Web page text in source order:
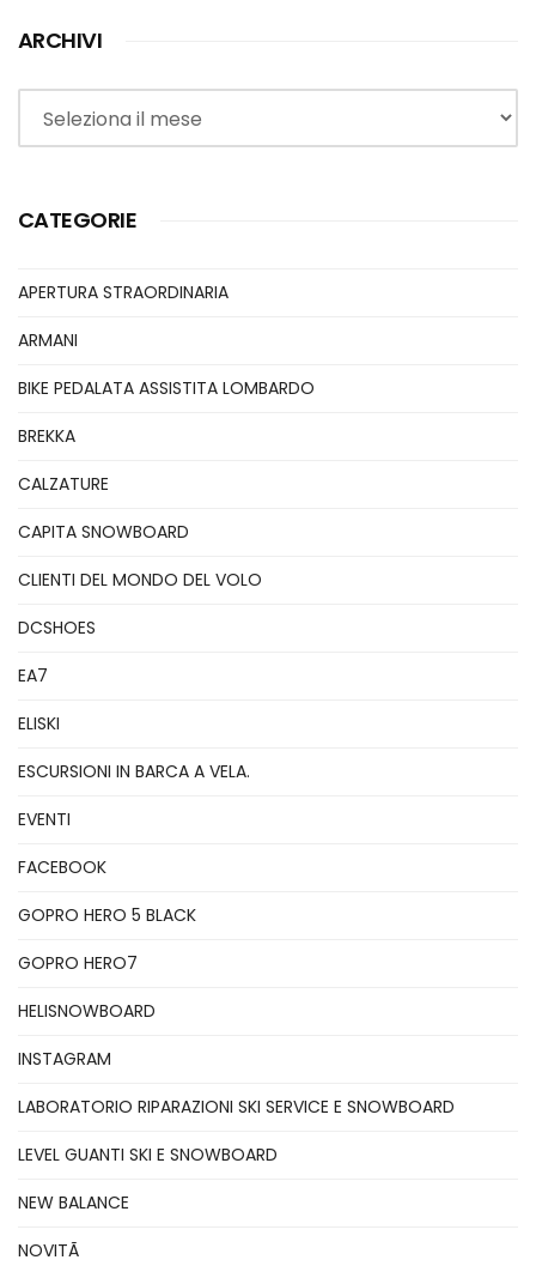
ARCHIVI
Archivi
CATEGORIE
APERTURA STRAORDINARIA
ARMANI
BIKE PEDALATA ASSISTITA LOMBARDO
BREKKA
CALZATURE
CAPITA SNOWBOARD
CLIENTI DEL MONDO DEL VOLO
DCSHOES
EA7
ELISKI
ESCURSIONI IN BARCA A VELA.
EVENTI
FACEBOOK
GOPRO HERO 5 BLACK
GOPRO HERO7
HELISNOWBOARD
INSTAGRAM
LABORATORIO RIPARAZIONI SKI SERVICE E SNOWBOARD
LEVEL GUANTI SKI E SNOWBOARD
NEW BALANCE
NOVITÃ